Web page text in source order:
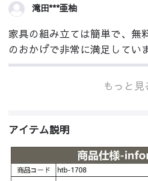
滝田***亜柚
家具の組み立ては簡単で、無
のおかげで非常に満足してい
もっと見
アイテム説明